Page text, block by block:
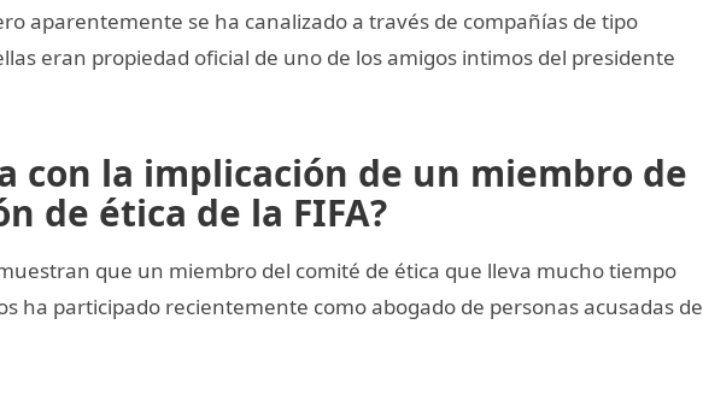
aparentemente se ha canalizado a través de compañías de tipo
eran propiedad oficial de uno de los amigos intimos del presidente
con la implicación de un miembro de
de ética de la FIFA?
que un miembro del comité de ética que lleva mucho tiempo
ha participado recientemente como abogado de personas acusadas de